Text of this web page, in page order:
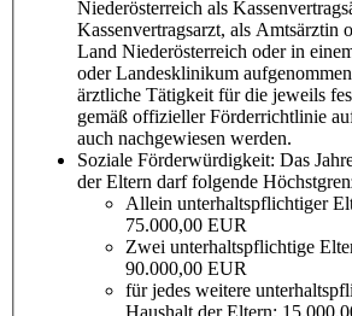
Niederösterreich als
Kassenvertragsarzt, als Amtsärztin
Land Niederösterreich oder in
oder Landesklinikum
ärztliche Tätigkeit für die jeweils
gemäß offizieller Förderrichtlinie
auch nachgewiesen werden.
Soziale Förderwürdigkeit: Das
der Eltern darf folgende
Allein unterhaltspflichtiger
75.000,00 EUR
Zwei unterhaltspflichtige
90.000,00 EUR
für jedes weitere
Haushalt der Eltern: